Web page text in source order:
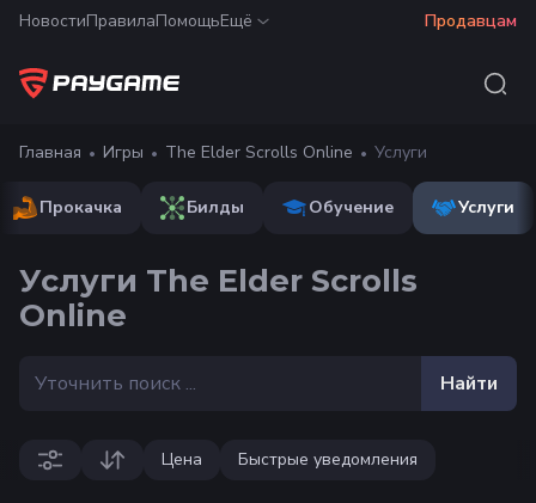
НовостиПравилаПомощьЕщё Продавцам
Главная Игры The Elder Scrolls Online Услуги
Прокачка Билды Обучение Услуги
Услуги The Elder Scrolls
Online
Найти
Цена Быстрые уведомления